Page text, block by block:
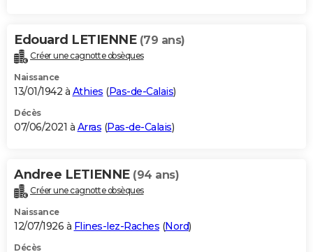
Edouard LETIENNE (79 ans)
Créer une cagnotte obsèques
Naissance
13/01/1942 à Athies (Pas-de-Calais)
Décès
07/06/2021 à Arras (Pas-de-Calais)
Andree LETIENNE (94 ans)
Créer une cagnotte obsèques
Naissance
12/07/1926 à Flines-lez-Raches (Nord)
Décès